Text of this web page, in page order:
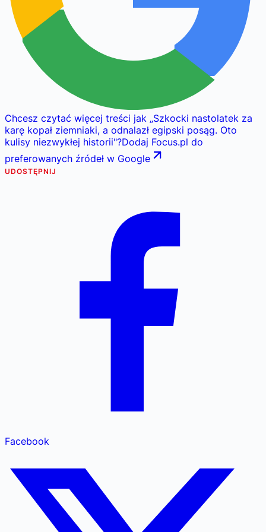
Chcesz czytać więcej treści jak „Szkocki nastolatek za
karę kopał ziemniaki, a odnalazł egipski posąg. Oto
kulisy niezwykłej historii"?Dodaj Focus.pl do
preferowanych źródeł w Google
UDOSTĘPNIJ
Facebook